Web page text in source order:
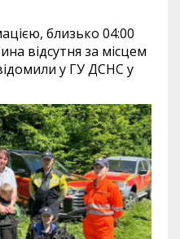
близько 04:00
відсутня за місцем
у ГУ ДСНС у